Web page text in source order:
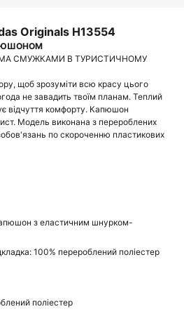
Originals H13554
СМУЖКАМИ В ТУРИСТИЧНОМУ
щоб зрозуміти всю красу цього
не завадить твоїм планам. Теплий
відчуття комфорту. Капюшон
Модель виконана з перероблених
по скороченню пластикових
з еластичним шнурком-
100% перероблений поліестер
поліестер